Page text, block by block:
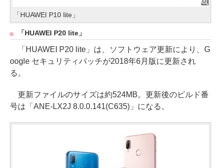
「HUAWEI P10 lite」
「HUAWEI P20 lite」
「HUAWEI P20 lite」は、ソフトウェア更新により、G
oogle セキュリティパッチが2018年6月版に更新され
る。
更新ファイルのサイズは約524MB。更新後のビルド番
号は「ANE-LX2J 8.0.0.141(C635)」になる。